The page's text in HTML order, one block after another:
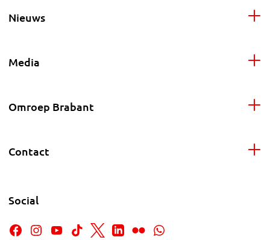
Nieuws
Media
Omroep Brabant
Contact
Social